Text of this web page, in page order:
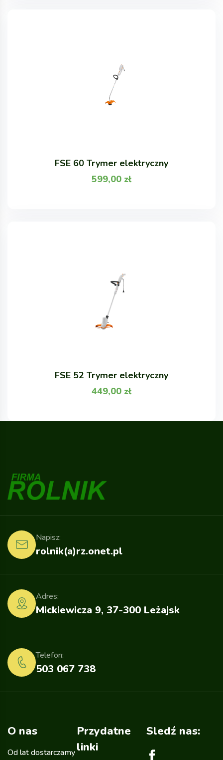
FSE 60 Trymer elektryczny
599,00 zł
FSE 52 Trymer elektryczny
449,00 zł
rolnik(a)rz.onet.pl
Napisz:
Mickiewicza 9, 37-300 Leżajsk
Adres:
503 067 738
Telefon:
O nas
Od lat dostarczamy
Przydatne
linki
Sledź nas: